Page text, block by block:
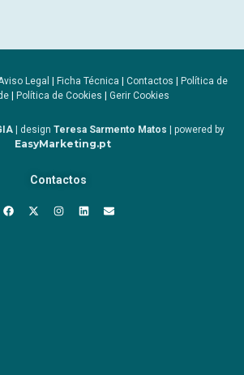
Legal | Ficha Técnica | Contactos | Política de
| Política de Cookies | Gerir Cookies
| design Teresa Sarmento Matos | powered by
EasyMarketing.pt
Contactos